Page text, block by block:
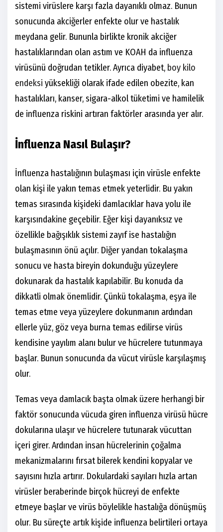
sistemi virüslere karşı fazla dayanıklı olmaz. Bunun
sonucunda akciğerler enfekte olur ve hastalık
meydana gelir. Bununla birlikte kronik akciğer
hastalıklarından olan astım ve KOAH da influenza
virüsünü doğrudan tetikler. Ayrıca diyabet, boy kilo
endeksi yüksekliği olarak ifade edilen obezite, kan
hastalıkları, kanser, sigara-alkol tüketimi ve hamilelik
de influenza riskini artıran faktörler arasında yer alır.
İnfluenza Nasıl Bulaşır?
İnfluenza hastalığının bulaşması için virüsle enfekte
olan kişi ile yakın temas etmek yeterlidir. Bu yakın
temas sırasında kişideki damlacıklar hava yolu ile
karşısındakine geçebilir. Eğer kişi dayanıksız ve
özellikle bağışıklık sistemi zayıf ise hastalığın
bulaşmasının önü açılır. Diğer yandan tokalaşma
sonucu ve hasta bireyin dokunduğu yüzeylere
dokunarak da hastalık kapılabilir. Bu konuda da
dikkatli olmak önemlidir. Çünkü tokalaşma, eşya ile
temas etme veya yüzeylere dokunmanın ardından
ellerle yüz, göz veya burna temas edilirse virüs
kendisine yayılım alanı bulur ve hücrelere tutunmaya
başlar. Bunun sonucunda da vücut virüsle karşılaşmış
olur.
Temas veya damlacık başta olmak üzere herhangi bir
faktör sonucunda vücuda giren influenza virüsü hücre
dokularına ulaşır ve hücrelere tutunarak vücuttan
içeri girer. Ardından insan hücrelerinin çoğalma
mekanizmalarını fırsat bilerek kendini kopyalar ve
sayısını hızla artırır. Dokulardaki sayıları hızla artan
virüsler beraberinde birçok hücreyi de enfekte
etmeye başlar ve virüs böylelikle hastalığa dönüşmüş
olur. Bu süreçte artık kişide influenza belirtileri ortaya